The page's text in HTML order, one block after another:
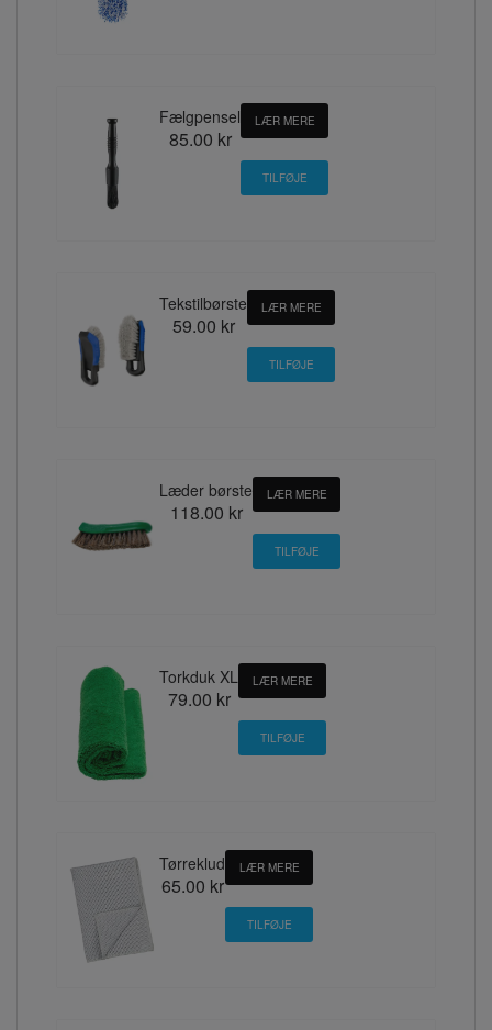
Fælgpensel
85.00 kr
LÆR MERE
Tekstilbørste
59.00 kr
LÆR MERE
Læder børste
118.00 kr
LÆR MERE
Torkduk XL
79.00 kr
LÆR MERE
Tørreklud
65.00 kr
LÆR MERE